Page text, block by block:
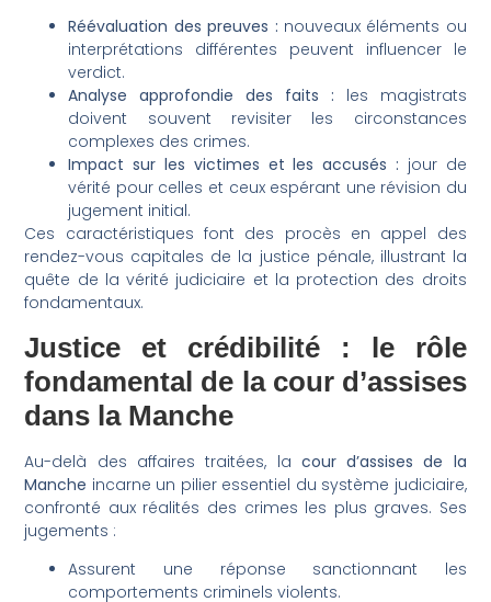
Réévaluation des preuves : nouveaux éléments ou
interprétations différentes peuvent influencer le
verdict.
Analyse approfondie des faits : les magistrats
doivent souvent revisiter les circonstances
complexes des crimes.
Impact sur les victimes et les accusés : jour de
vérité pour celles et ceux espérant une révision du
jugement initial.
Ces caractéristiques font des procès en appel des
rendez-vous capitales de la justice pénale, illustrant la
quête de la vérité judiciaire et la protection des droits
fondamentaux.
Justice et crédibilité : le rôle
fondamental de la cour d’assises
dans la Manche
Au-delà des affaires traitées, la cour d’assises de la
Manche incarne un pilier essentiel du système judiciaire,
confronté aux réalités des crimes les plus graves. Ses
jugements :
Assurent une réponse sanctionnant les
comportements criminels violents.